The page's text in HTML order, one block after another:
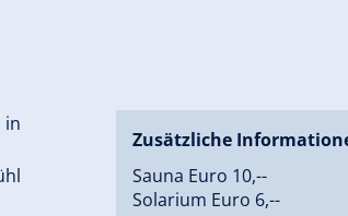
in
Zusätzliche
Sauna Euro 10,--
Solarium Euro 6,--